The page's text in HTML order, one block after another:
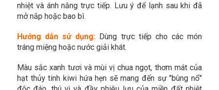
nhiệt và ánh nắng trực tiếp. Lưu ý để lạnh sau khi đã
mở nắp hoặc bao bì.
Hướng dẫn sử dụng: Dùng trực tiếp cho các món
tráng miệng hoặc nước giải khát.
Màu sắc xanh tươi và mùi vị chua ngọt, thơm mát của
hạt thủy tinh kiwi hứa hẹn sẽ mang đến sự "bùng nổ"